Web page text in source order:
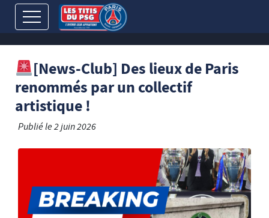
[News-Club] Des lieux de Paris
renommés par un collectif
artistique !
Publié le2 juin 2026